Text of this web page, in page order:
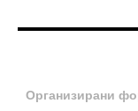
Организирани